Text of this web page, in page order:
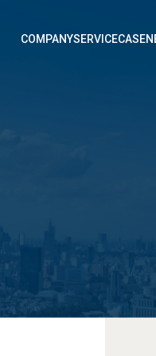
COMPANYSERVICECASE